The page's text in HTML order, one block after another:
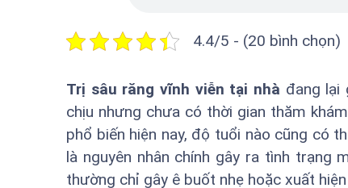
4.4/5 - (20 bình chọn)
Trị sâu răng vĩnh viễn tại nhà đang lại
chịu nhưng chưa có thời gian thăm
phổ biến hiện nay, độ tuổi nào cũng có
là nguyên nhân chính gây ra tình trạng
thường chỉ gây ê buốt nhẹ hoặc xuất